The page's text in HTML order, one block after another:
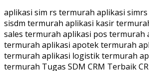
aplikasi sim rs termurah aplikasi
sisdm termurah aplikasi kasir
sales termurah aplikasi pos termurah
termurah aplikasi apotek termurah
termurah aplikasi logistik termurah
termurah Tugas SDM CRM Terbaik